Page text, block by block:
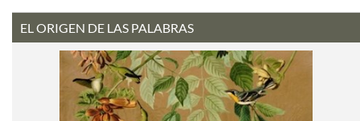
EL ORIGEN DE LAS PALABRAS